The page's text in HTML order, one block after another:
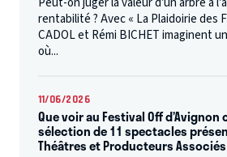
rentabilité ? Avec « La Plaidoirie des
CADOL et Rémi BICHET imaginent
où...
11/06/2026
Que voir au Festival Off d’Avignon
sélection de 11 spectacles
Théâtres et Producteurs Associés